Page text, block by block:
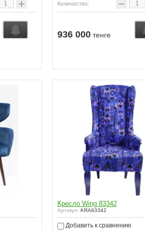
+ Количество: −
936 000тенге
Кресло Wing 83342
Артикул: KRA83342
Добавить к сравнению